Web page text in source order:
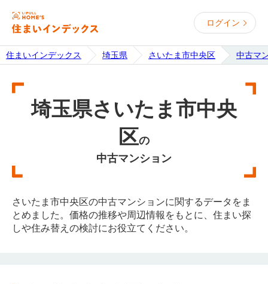
ログイン
住まいインデックス 埼玉県 さいたま市中央区 中古マ
埼玉県さいたま市中央
区の
中古マンション
さいたま市中央区の中古マンションに関するデータをま
とめました。価格の推移や周辺情報をもとに、住まい探
しや住み替えの検討にお役立てください。